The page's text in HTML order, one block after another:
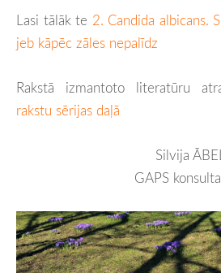
Lasi tālāk te 2. Candida albicans.
jeb kāpēc zāles nepalīdz
Rakstā izmantoto literatūru
rakstu sērijas daļā
Silvija ĀBELE,
GAPS